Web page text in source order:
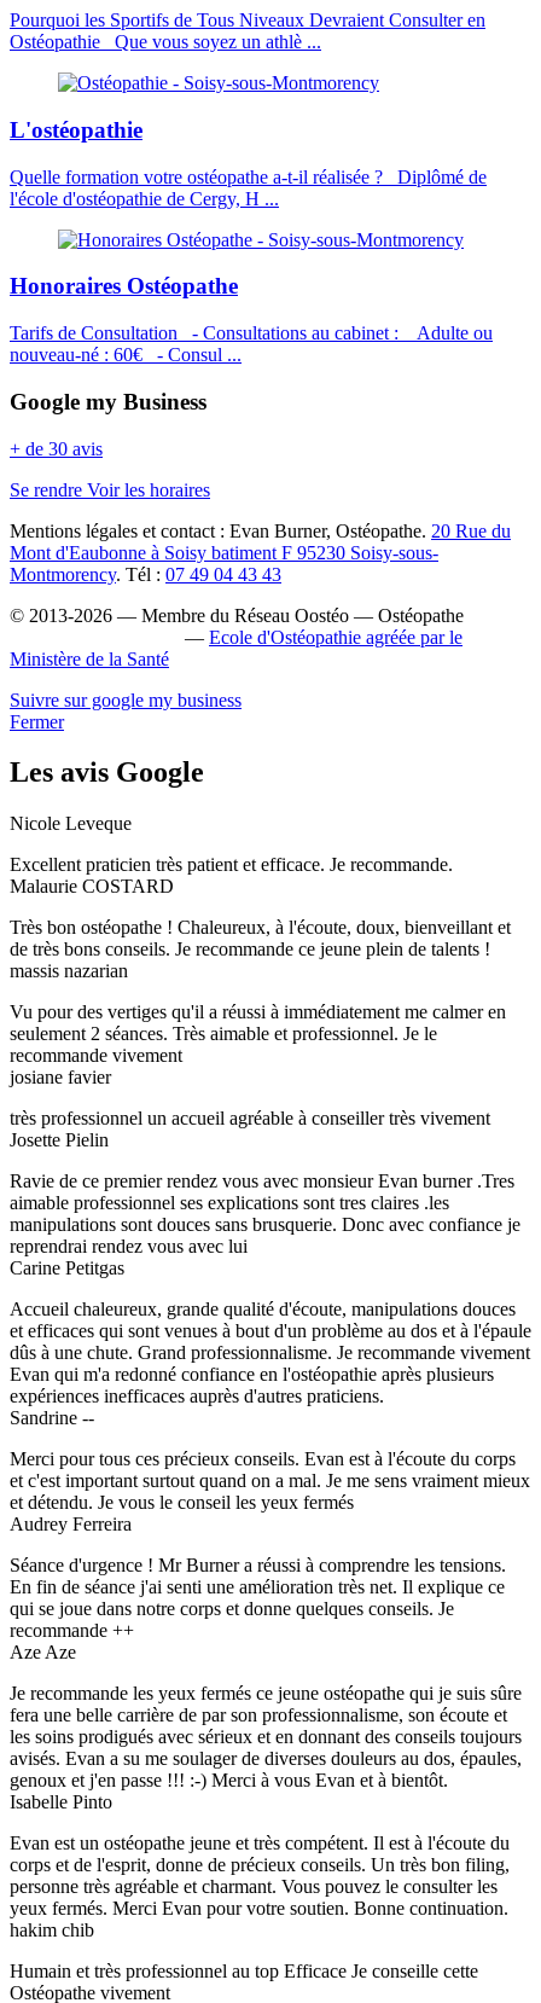
Pourquoi les Sportifs de Tous Niveaux Devraient Consulter en
Ostéopathie Que vous soyez un athlè ...
L'ostéopathie
Quelle formation votre ostéopathe a-t-il réalisée ? Diplômé de
l'école d'ostéopathie de Cergy, H ...
Honoraires Ostéopathe
Tarifs de Consultation - Consultations au cabinet : Adulte ou
nouveau-né : 60€ - Consul ...
Google my Business
+ de 30 avis
Se rendre Voir les horaires
Mentions légales et contact : Evan Burner, Ostéopathe. 20 Rue du
Mont d'Eaubonne à Soisy batiment F 95230 Soisy-sous-
Montmorency. Tél : 07 49 04 43 43
© 2013-2026 — Membre du Réseau Oostéo — Ostéopathe
— Ecole d'Ostéopathie agréée par le
Ministère de la Santé
Suivre sur google my business
Fermer
Les avis Google
Nicole Leveque
Excellent praticien très patient et efficace. Je recommande.
Malaurie COSTARD
Très bon ostéopathe ! Chaleureux, à l'écoute, doux, bienveillant et
de très bons conseils. Je recommande ce jeune plein de talents !
massis nazarian
Vu pour des vertiges qu'il a réussi à immédiatement me calmer en
seulement 2 séances. Très aimable et professionnel. Je le
recommande vivement
josiane favier
très professionnel un accueil agréable à conseiller très vivement
Josette Pielin
Ravie de ce premier rendez vous avec monsieur Evan burner .Tres
aimable professionnel ses explications sont tres claires .les
manipulations sont douces sans brusquerie. Donc avec confiance je
reprendrai rendez vous avec lui
Carine Petitgas
Accueil chaleureux, grande qualité d'écoute, manipulations douces
et efficaces qui sont venues à bout d'un problème au dos et à l'épaule
dûs à une chute. Grand professionnalisme. Je recommande vivement
Evan qui m'a redonné confiance en l'ostéopathie après plusieurs
expériences inefficaces auprès d'autres praticiens.
Sandrine --
Merci pour tous ces précieux conseils. Evan est à l'écoute du corps
et c'est important surtout quand on a mal. Je me sens vraiment mieux
et détendu. Je vous le conseil les yeux fermés
Audrey Ferreira
Séance d'urgence ! Mr Burner a réussi à comprendre les tensions.
En fin de séance j'ai senti une amélioration très net. Il explique ce
qui se joue dans notre corps et donne quelques conseils. Je
recommande ++
Aze Aze
Je recommande les yeux fermés ce jeune ostéopathe qui je suis sûre
fera une belle carrière de par son professionnalisme, son écoute et
les soins prodigués avec sérieux et en donnant des conseils toujours
avisés. Evan a su me soulager de diverses douleurs au dos, épaules,
genoux et j'en passe !!! :-) Merci à vous Evan et à bientôt.
Isabelle Pinto
Evan est un ostéopathe jeune et très compétent. Il est à l'écoute du
corps et de l'esprit, donne de précieux conseils. Un très bon filing,
personne très agréable et charmant. Vous pouvez le consulter les
yeux fermés. Merci Evan pour votre soutien. Bonne continuation.
hakim chib
Humain et très professionnel au top Efficace Je conseille cette
Ostéopathe vivement